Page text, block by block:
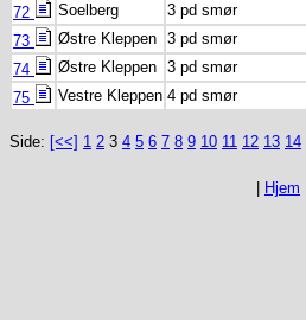
72
Soelberg 3 pd smør
73
Østre Kleppen 3 pd smør
74
Østre Kleppen 3 pd smør
75
Vestre Kleppen 4 pd smør
Side: [<<] 1 2 3 4 5 6 7 8 9 10 11 12 13 14
Hjem